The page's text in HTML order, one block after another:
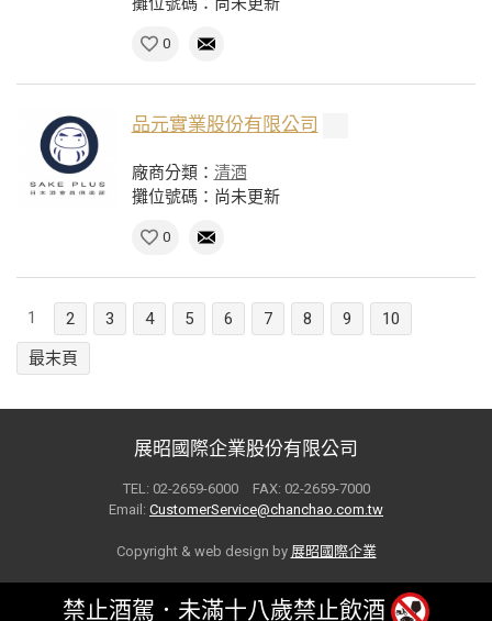
0
品元實業股份有限公司
廠商分類： 清酒
攤位號碼：尚未更新
0
1 2 3 4 5 6 7 8 9
10
最末頁
展昭國際企業股份有限公司
TEL: 02-2659-6000 FAX: 02-2659-7000
Email: CustomerService@chanchao.com.tw
Copyright & web design by 展昭國際企業
禁止酒駕．未滿十八歲禁止飲酒